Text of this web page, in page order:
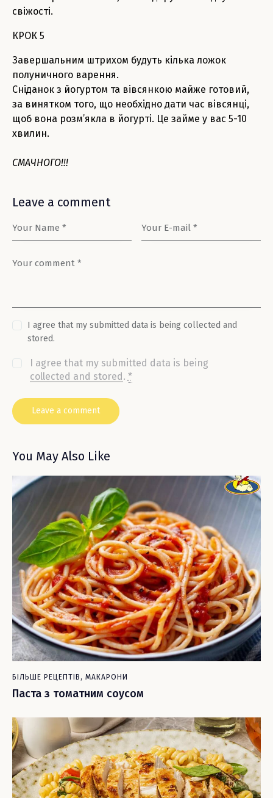
свіжості.
КРОК 5
Завершальним штрихом будуть кілька ложок
полуничного варення.
Сніданок з йогуртом та вівсянкою майже готовий,
за винятком того, що необхідно дати час вівсянці,
щоб вона розм’якла в йогурті. Це займе у вас 5-10
хвилин.
СМАЧНОГО!!!
Leave a comment
I agree that my submitted data is being collected and
stored.
I agree that my submitted data is being
collected and stored. *
You May Also Like
БІЛЬШЕ РЕЦЕПТІВ , МАКАРОНИ
Паста з томатним соусом